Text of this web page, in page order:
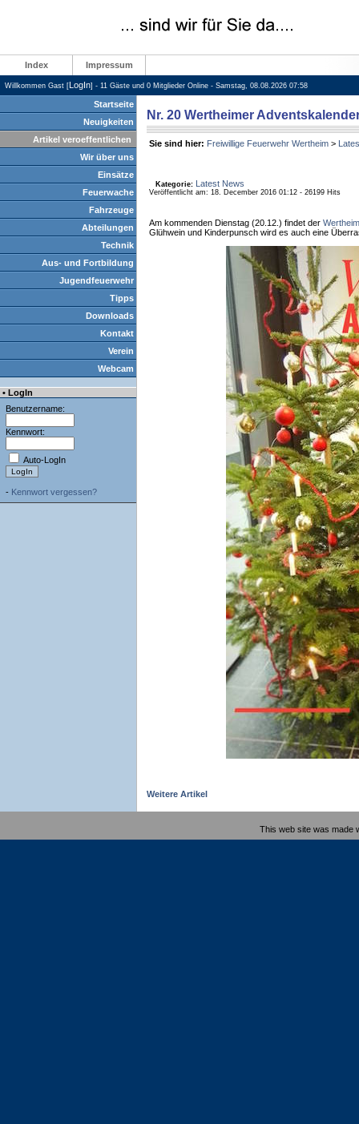
Index Impressum
Willkommen Gast [LogIn] - 11 Gäste und 0 Mitglieder Online - Samstag, 08.08.2026 07:58
Startseite
Neuigkeiten
Artikel veroeffentlichen
Wir über uns
Einsätze
Feuerwache
Fahrzeuge
Abteilungen
Technik
Aus- und Fortbildung
Jugendfeuerwehr
Tipps
Downloads
Kontakt
Verein
Webcam
• LogIn
Benutzername:
Kennwort:
Auto-LogIn
- Kennwort vergessen?
Nr. 20 Wertheimer
Sie sind hier: Freiwillige Feuerwehr Wertheim>
Kategorie: Latest News
Veröffentlicht am: 18. December 2016 01:12 - 26199 Hits
Am kommenden Dienstag (20.12.) findet der
Glühwein und Kinderpunsch wird es auch eine
Weitere Artikel
This web site was made